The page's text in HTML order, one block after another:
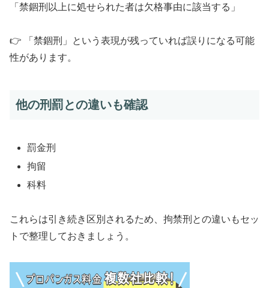
「禁錮刑以上に処せられた者は欠格事由に該当する」
👉 「禁錮刑」という表現が残っていれば誤りになる可能
性があります。
他の刑罰との違いも確認
罰金刑
拘留
科料
これらは引き続き区別されるため、拘禁刑との違いもセッ
トで整理しておきましょう。